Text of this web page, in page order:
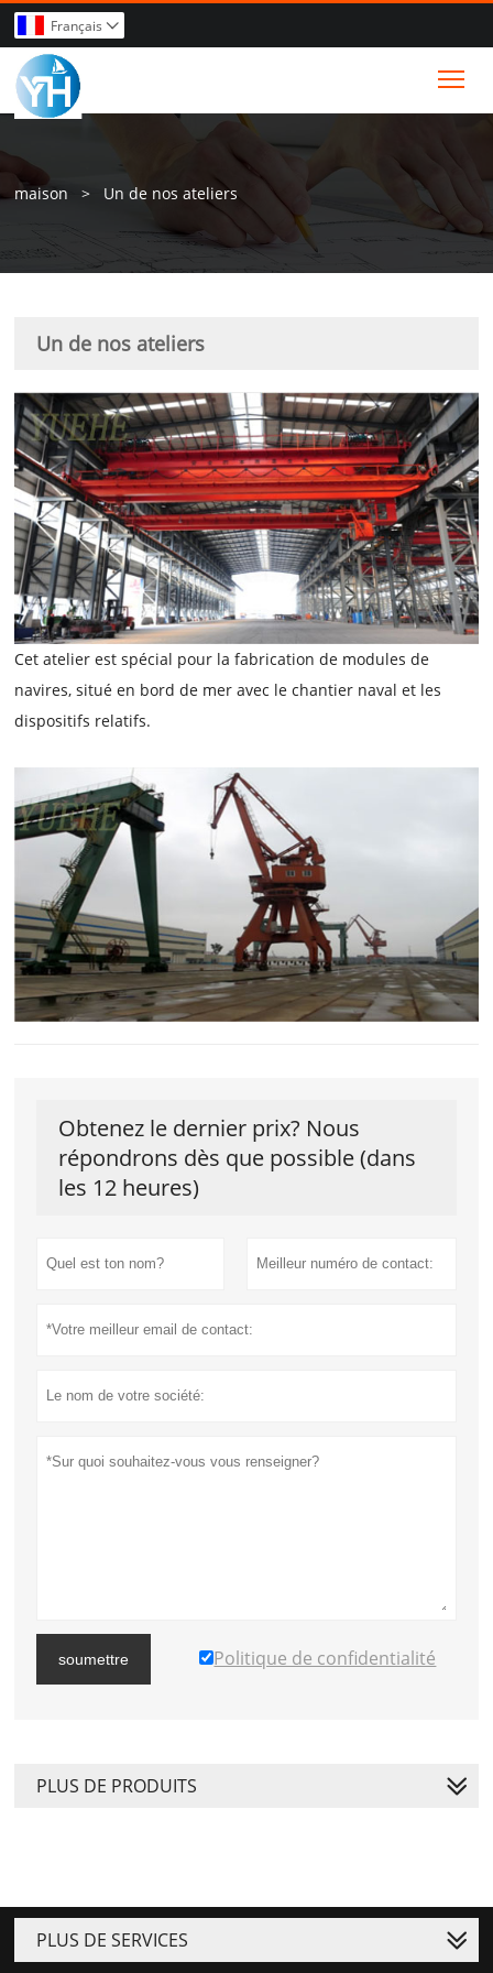
Français 
maison > Un de nos ateliers
Un de nos ateliers
Cet atelier est spécial pour la fabrication de modules de
navires, situé en bord de mer avec le chantier naval et les
dispositifs relatifs.
Obtenez le dernier prix? Nous
répondrons dès que possible (dans
les 12 heures)
soumettre Politique de confidentialité
PLUS DE PRODUITS
PLUS DE SERVICES